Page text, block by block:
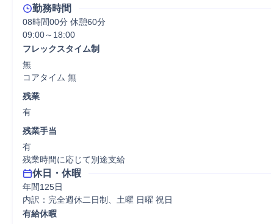
勤務時間
08時間00分 休憩60分
フレックスタイム制
無
コアタイム 無
残業
有
残業手当
有
残業時間に応じて別途支給
休日・休暇
年間125日
内訳：完全週休二日制、土曜 日曜 祝日
有給休暇